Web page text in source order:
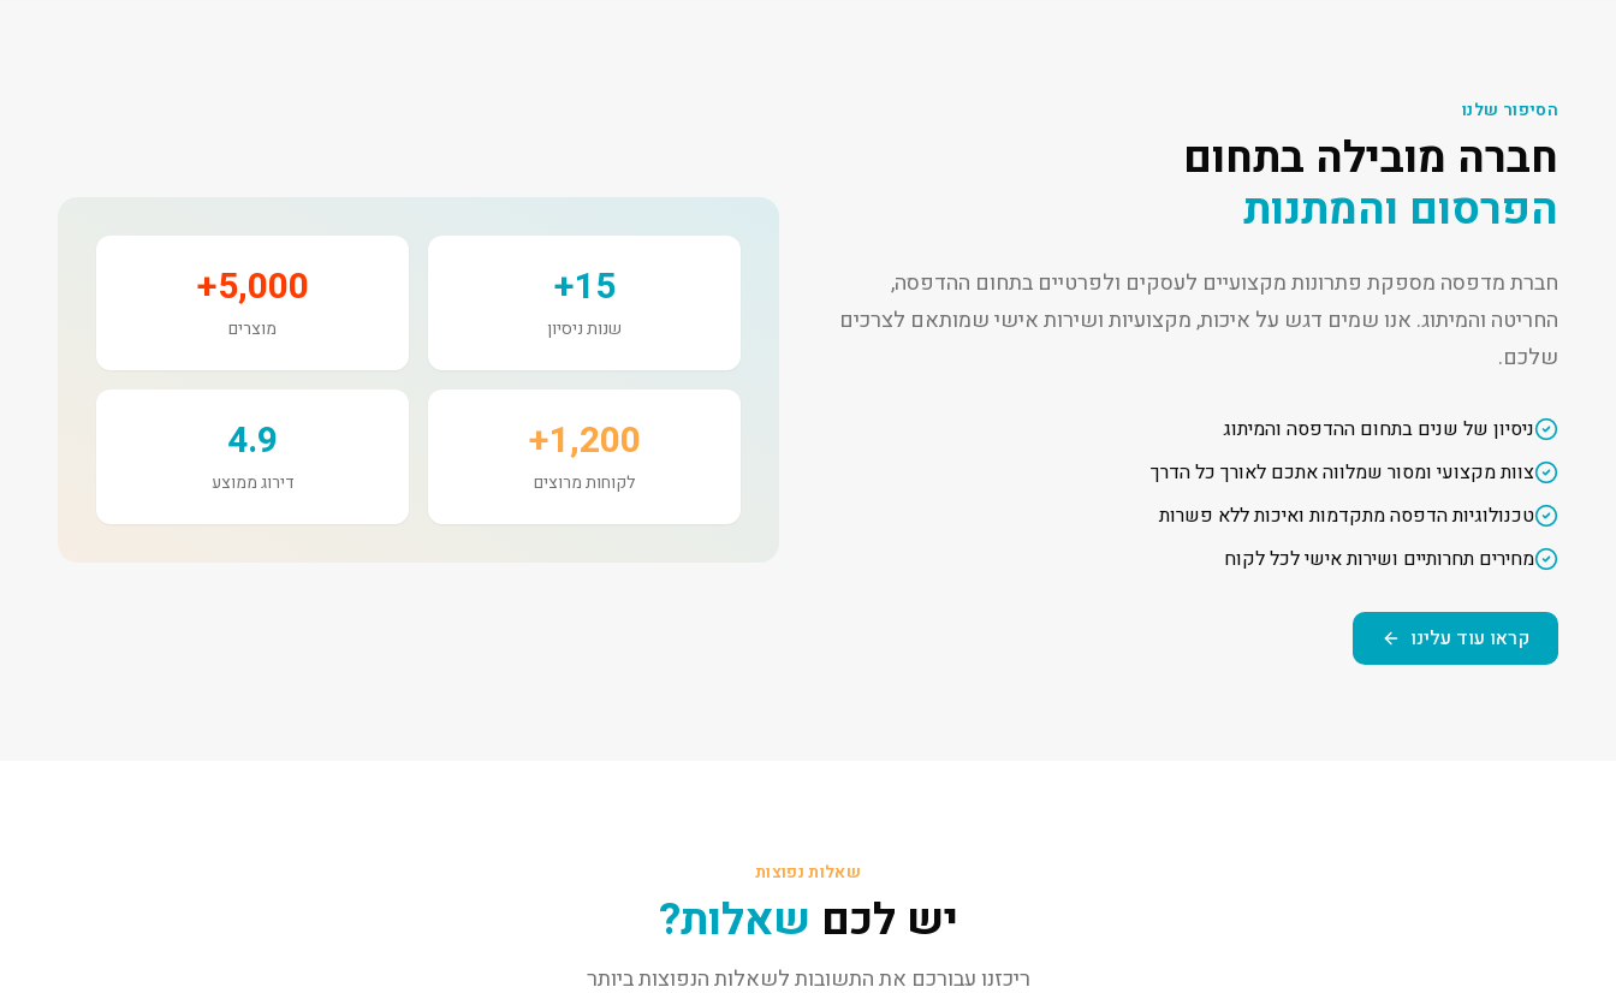
הסיפור שלנו
חברה מובילה בתחום
הפרסום והמתנות
חברת מדפסה מספקת פתרונות מקצועיים לעסקים ולפרטיים בתחום ההדפסה,
החריטה והמיתוג. אנו שמים דגש על איכות, מקצועיות ושירות אישי שמותאם לצרכים
שלכם.
ניסיון של שנים בתחום ההדפסה והמיתוג
צוות מקצועי ומסור שמלווה אתכם לאורך כל הדרך
טכנולוגיות הדפסה מתקדמות ואיכות ללא פשרות
מחירים תחרותיים ושירות אישי לכל לקוח
קראו עוד עלינו
15+
שנות ניסיון
5,000+
מוצרים
1,200+
לקוחות מרוצים
4.9
דירוג ממוצע
שאלות נפוצות
יש לכם שאלות?
ריכזנו עבורכם את התשובות לשאלות הנפוצות ביותר